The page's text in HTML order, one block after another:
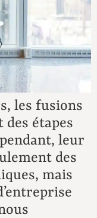
les fusions
étapes
leur
des
mais